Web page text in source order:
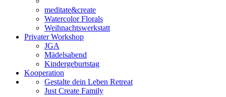
meditate&create
Watercolor Florals
Weihnachtswerkstatt
Privater Workshop
JGA
Mädelsabend
Kindergeburtstag
Kooperation
Gestalte dein Leben Retreat
Just Create Family